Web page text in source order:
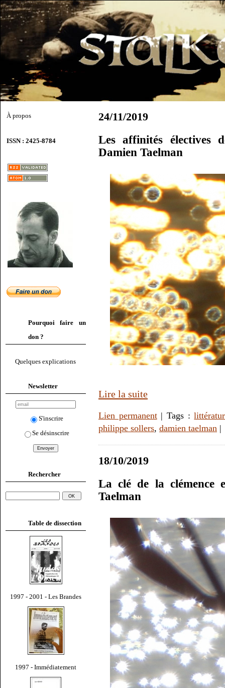
À propos
ISSN : 2425-8784
Pourquoi faire un
don ?
Quelques explications
Newsletter
S'inscrire
Se désinscrire
Rechercher
Table de dissection
1997 - 2001 - Les Brandes
1997 - Immédiatement
24/11/2019
Les affinités électives
Damien Taelman
Lire la suite
Lien permanent| Tags :
philippe sollers, damien taelman |
18/10/2019
La clé de la clémence
Taelman